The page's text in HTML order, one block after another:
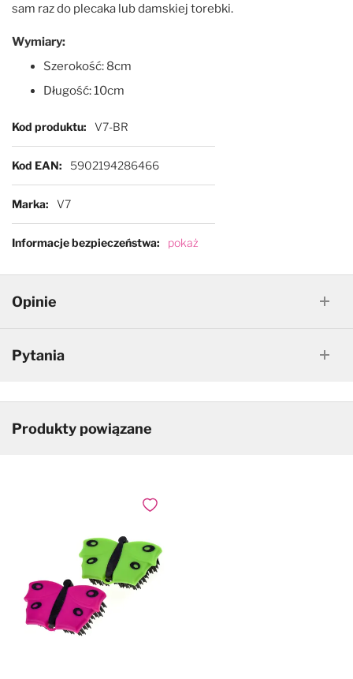
sam raz do plecaka lub damskiej torebki.
Wymiary:
Szerokość: 8cm
Długość: 10cm
Więcej informacji
Kod produktu V7-BR
Kod EAN 5902194286466
Marka V7
Informacje bezpieczeństwa pokaż
Opinie
Pytania
Produkty powiązane
Dodaj do ulubionych